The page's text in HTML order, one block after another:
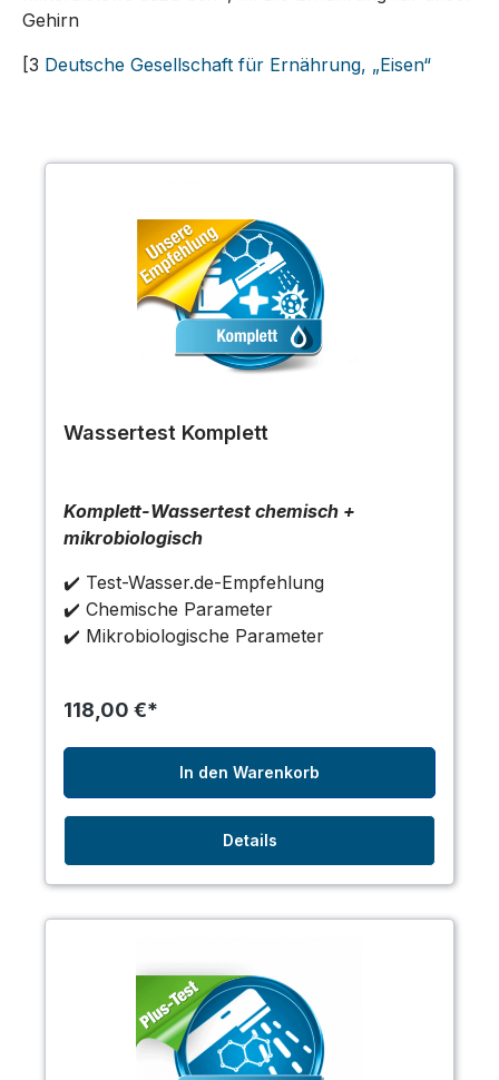
Gehirn
[3 Deutsche Gesellschaft für Ernährung, „Eisen“
Wassertest Komplett
Komplett-Wassertest chemisch +
mikrobiologisch
✔️ Test-Wasser.de-Empfehlung
✔️ Chemische Parameter
✔️ Mikrobiologische Parameter
118,00 €*
In den Warenkorb
Details